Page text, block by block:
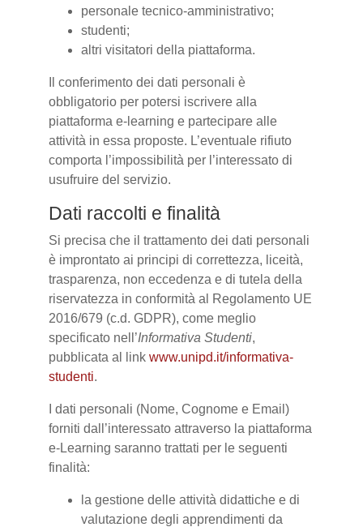
personale tecnico-amministrativo;
studenti;
altri visitatori della piattaforma.
Il conferimento dei dati personali è
obbligatorio per potersi iscrivere alla
piattaforma e-learning e partecipare alle
attività in essa proposte. L’eventuale rifiuto
comporta l’impossibilità per l’interessato di
usufruire del servizio.
Dati raccolti e finalità
Si precisa che il trattamento dei dati personali
è improntato ai principi di correttezza, liceità,
trasparenza, non eccedenza e di tutela della
riservatezza in conformità al Regolamento UE
2016/679 (c.d. GDPR), come meglio
specificato nell’Informativa Studenti,
pubblicata al link www.unipd.it/informativa-
studenti.
I dati personali (Nome, Cognome e Email)
forniti dall’interessato attraverso la piattaforma
e-Learning saranno trattati per le seguenti
finalità:
la gestione delle attività didattiche e di
valutazione degli apprendimenti da